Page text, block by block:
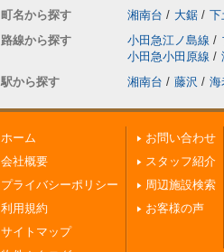
町名から探す
湘南台 / 大鋸 / 下
路線から探す
小田急江ノ島線 /
小田急小田原線 /
駅から探す
湘南台 / 藤沢 / 海
ホーム
会社概要
プライバシーポリシー
利用規約
サイトマップ
お問い合わせ
スタッフ紹介
周辺施設検索
お客様の声